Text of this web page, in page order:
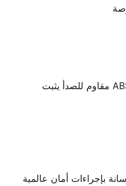
فريم اند جريت 9×9 بوصة من ABS مقاوم للصدأ يثبت
بإجراءات أمان عالمية